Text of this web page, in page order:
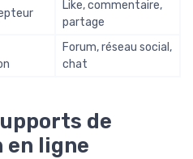
Like, commentaire,
partage
Forum, réseau social,
chat
de
en ligne